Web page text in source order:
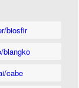
biosfir
blangko
cabe